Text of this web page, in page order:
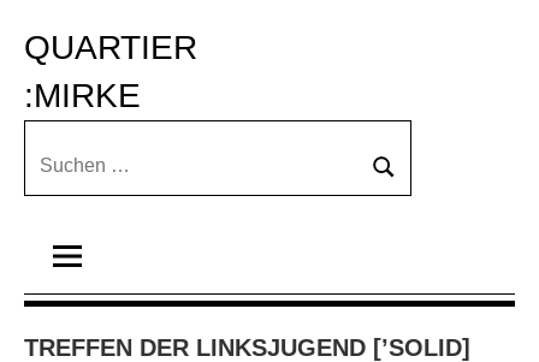
Inhalt
springen
QUARTIER
:MIRKE
Suchen
Suchen
TREFFEN DER LINKSJUGEND [’SOLID]